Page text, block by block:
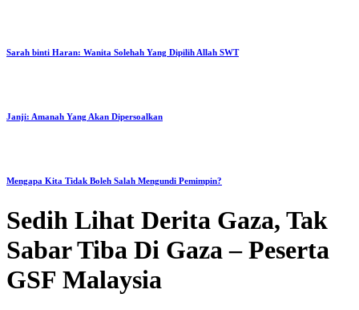
Sarah binti Haran: Wanita Solehah Yang Dipilih Allah SWT
Janji: Amanah Yang Akan Dipersoalkan
Mengapa Kita Tidak Boleh Salah Mengundi Pemimpin?
Sedih Lihat Derita Gaza, Tak
Sabar Tiba Di Gaza – Peserta
GSF Malaysia